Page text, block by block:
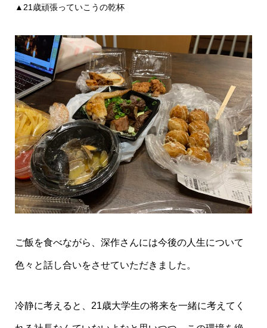
▲21歳頑張っていこうの乾杯
ご飯を食べながら、深作さんには今後の人生について
色々と話し合いをさせていただきました。
冷静に考えると、21歳大学生の将来を一緒に考えてく